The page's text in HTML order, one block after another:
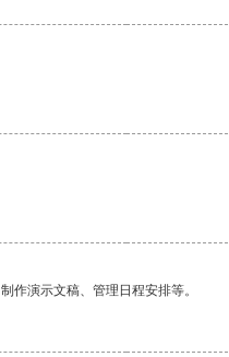
作演示文稿、管理日程安排等。